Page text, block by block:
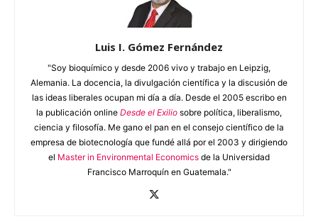
Luis I. Gómez Fernández
"Soy bioquímico y desde 2006 vivo y trabajo en Leipzig,
Alemania. La docencia, la divulgación científica y la discusión de
las ideas liberales ocupan mi día a día. Desde el 2005 escribo en
la publicación online Desde el Exilio sobre política, liberalismo,
ciencia y filosofía. Me gano el pan en el consejo científico de la
empresa de biotecnología que fundé allá por el 2003 y dirigiendo
el Master in Environmental Economics de la Universidad
Francisco Marroquín en Guatemala."